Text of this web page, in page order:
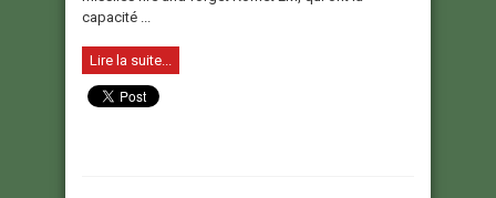
capacité ...
Lire la suite...